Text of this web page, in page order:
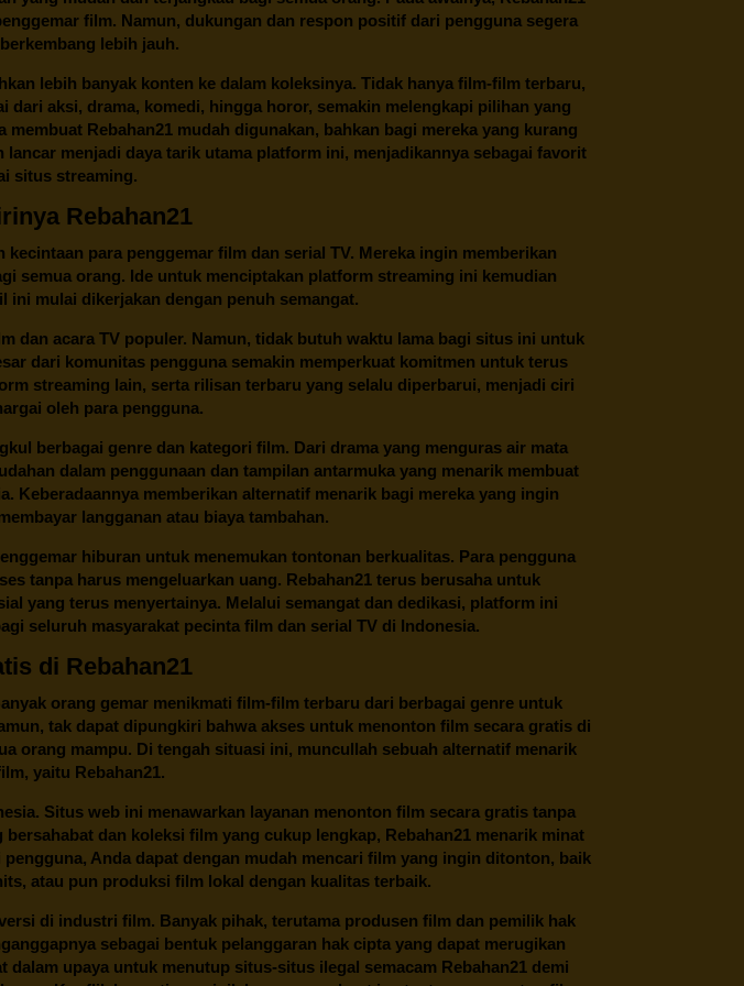
film. Namun, dukungan dan respon positif dari pengguna segera
lebih jauh.
lebih banyak konten ke dalam koleksinya. Tidak hanya film-film terbaru,
aksi, drama, komedi, hingga horor, semakin melengkapi pilihan yang
membuatRebahan21mudah digunakan, bahkan bagi mereka yang kurang
menjadi daya tarik utama platform ini, menjadikannya sebagai favorit
situs streaming.
Rebahan21
para penggemar film dan serial TV. Mereka ingin memberikan
semua orang. Ide untuk menciptakan platform streaming ini kemudian
ini mulai dikerjakan dengan penuh semangat.
dan acara TV populer. Namun, tidak butuh waktu lama bagi situs ini untuk
dari komunitas pengguna semakin memperkuat komitmen untuk terus
streaming lain, serta rilisan terbaru yang selalu diperbarui, menjadi ciri
oleh para pengguna.
berbagai genre dan kategori film. Dari drama yang menguras air mata
dalam penggunaan dan tampilan antarmuka yang menarik membuat
Keberadaannya memberikan alternatif menarik bagi mereka yang ingin
langganan atau biaya tambahan.
hiburan untuk menemukan tontonan berkualitas. Para pengguna
tanpa harus mengeluarkan uang. Rebahan21terus berusaha untuk
yang terus menyertainya. Melalui semangat dan dedikasi, platform ini
seluruh masyarakat pecinta film dan serial TV di Indonesia.
di Rebahan21
orang gemar menikmati film-film terbaru dari berbagai genre untuk
tak dapat dipungkiri bahwa akses untuk menonton film secara gratis di
orang mampu. Di tengah situasi ini, muncullah sebuah alternatif menarik
yaitu Rebahan21.
Situs web ini menawarkan layanan menonton film secara gratis tanpa
dan koleksi film yang cukup lengkap, Rebahan21menarik minat
Anda dapat dengan mudah mencari film yang ingin ditonton, baik
atau pun produksi film lokal dengan kualitas terbaik.
di industri film. Banyak pihak, terutama produsen film dan pemilik hak
sebagai bentuk pelanggaran hak cipta yang dapat merugikan
upaya untuk menutup situs-situs ilegal semacam Rebahan21 demi